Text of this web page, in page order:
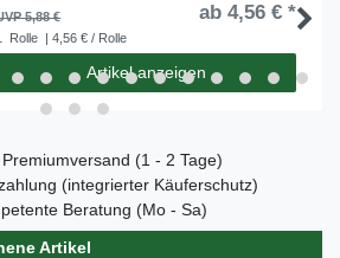
5,88 €
ab 4,56 € *
Rolle | 4,56 € / Rolle
Artikel anzeigen
(1 - 2 Tage)
(integrierter Käuferschutz)
Beratung (Mo - Sa)
Artikel